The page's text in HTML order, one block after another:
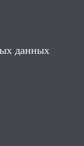
данных